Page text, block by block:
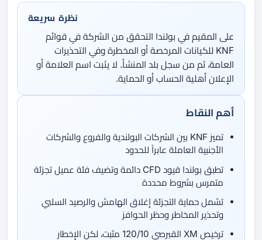
نظرة سريعة
على المقيم في بولندا التحقق من الشركة في قوائم
KNF للكيانات المرخصة أو المخطرة وفي التحذيرات
العامة، ثم من سجل بلد المنشأ. لا يثبت اسم العلامة أو
الإعلان أهلية الحساب أو الحماية.
أهم النقاط
تميز KNF بين الشركات البولندية والفروع والشركات
الأجنبية العاملة عابراً للحدود
تطبق بولندا قيود CFD دائمة وتضيف فئة عميل تجزئة
متمرس بشروط محددة
تشمل حماية التجزئة إغلاق الهامش والرصيد السلبي
وتحذير المخاطر وحظر الحوافز
ترخيص XM القبرصي 120/10 مثبت، لكن الإخطار